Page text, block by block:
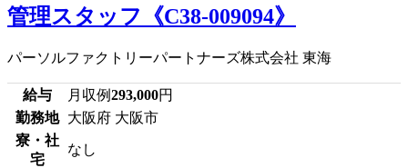
管理スタッフ《C38-009094》
パーソルファクトリーパートナーズ株式会社 東海
給与 月収例293,000円
勤務地
大阪府 大阪市
寮・社
宅
なし